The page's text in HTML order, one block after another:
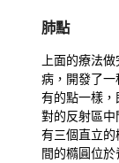
肺點
上面的療法
病，開發了
有的點一樣
對的反射區
有三個直立
間的橢圓位於